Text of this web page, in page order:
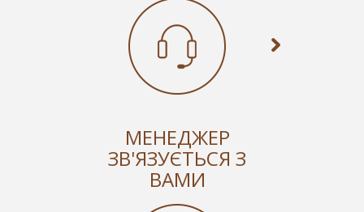
МЕНЕДЖЕР
ЗВ'ЯЗУЄТЬСЯ З
ВАМИ